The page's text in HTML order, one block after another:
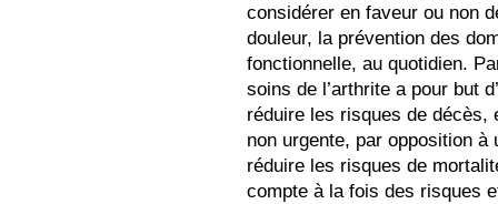
considérer en faveur ou non
douleur, la prévention des
fonctionnelle, au quotidien.
soins de l’arthrite a pour but
réduire les risques de décès,
non urgente, par opposition
réduire les risques de
compte à la fois des risques